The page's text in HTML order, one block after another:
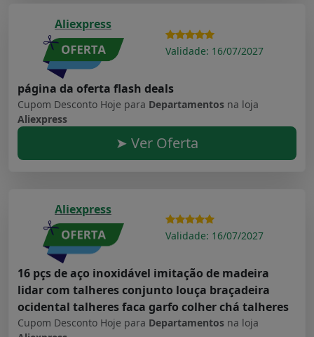
Aliexpress
Validade: 16/07/2027
página da oferta flash deals
Cupom Desconto Hoje para Departamentos na loja
Aliexpress
➤ Ver Oferta
Aliexpress
Validade: 16/07/2027
16 pçs de aço inoxidável imitação de madeira
lidar com talheres conjunto louça braçadeira
ocidental talheres faca garfo colher chá talheres
Cupom Desconto Hoje para Departamentos na loja